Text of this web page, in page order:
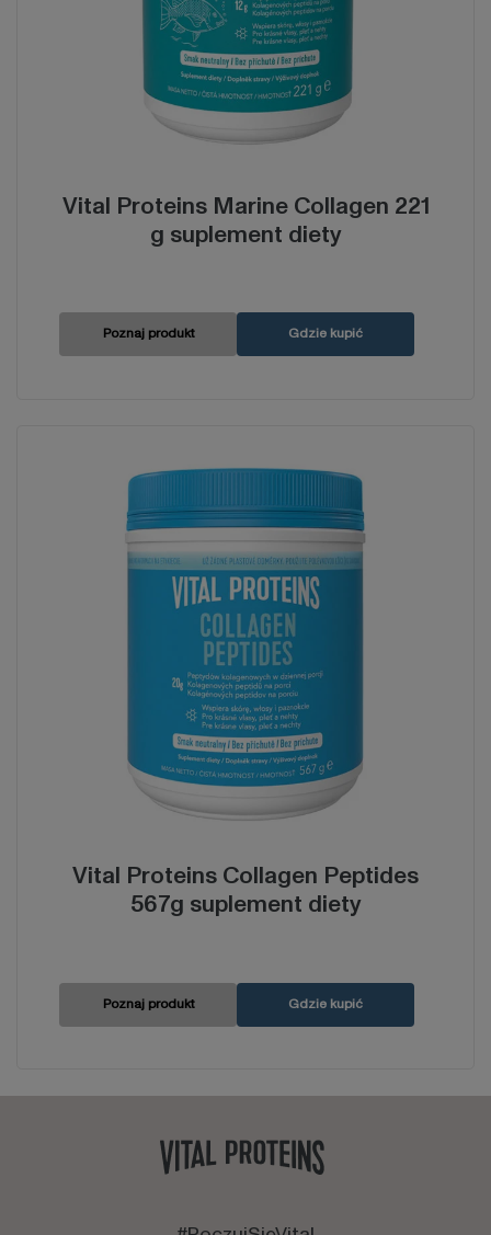
Vital Proteins Marine Collagen 221
g suplement diety
Poznaj produkt Gdzie kupić
Vital Proteins Collagen Peptides
567g suplement diety
Poznaj produkt Gdzie kupić